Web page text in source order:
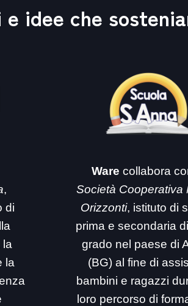
e idee che
,
di
la
la
Ware collabora
Società Cooperativa
Orizzonti, istituto di
prima e secondaria
grado nel paese di
(BG) al fine di
bambini e ragazzi
loro percorso di